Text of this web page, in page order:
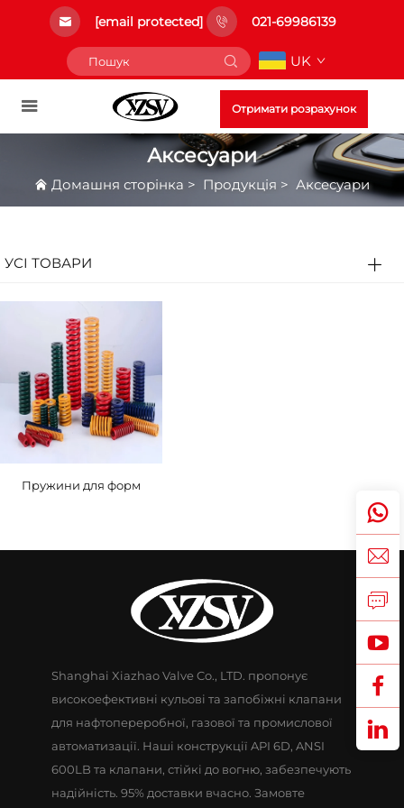
[email protected] 021-69986139
UK
Отримати розрахунок
Аксесуари
Домашня сторінка > Продукція > Аксесуари
УСІ ТОВАРИ
Пружини для форм
Shanghai Xiazhao Valve Co., LTD. пропонує
високоефективні кульові та запобіжні клапани
для нафтопереробної, газової та промислової
автоматизації. Наші конструкції API 6D, ANSI
600LB та клапани, стійкі до вогню, забезпечують
надійність. 95% доставки вчасно. Замовте